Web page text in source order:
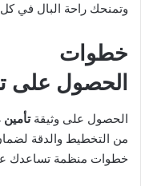
وتمنحك راحة البال في
خطوات
الحصول على
الحصول على وثيقة
من التخطيط والدقة
خطوات منظمة تساعدك